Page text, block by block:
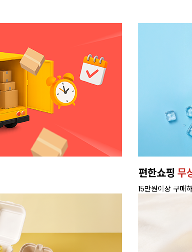
편한쇼핑 무
15만원이상 구매